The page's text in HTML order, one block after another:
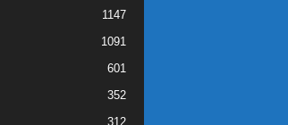
1147
1091
601
352
312